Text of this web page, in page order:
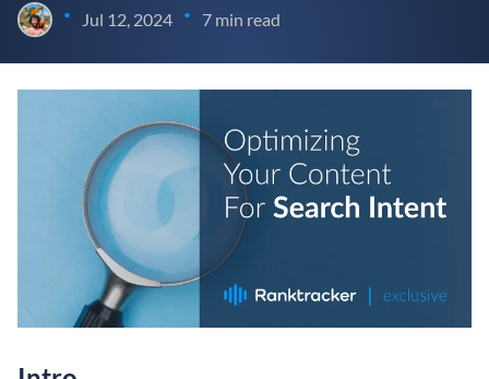
• Jul 12, 2024 • 7 min read